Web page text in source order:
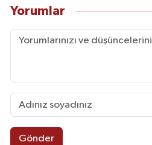
Yorumlar
Gönder